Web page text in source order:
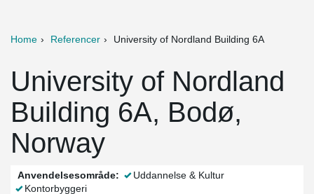
Home Referencer University of Nordland Building 6A
University of Nordland
Building 6A, Bodø,
Norway
Anvendelsesområde:
Uddannelse & Kultur
Kontorbyggeri